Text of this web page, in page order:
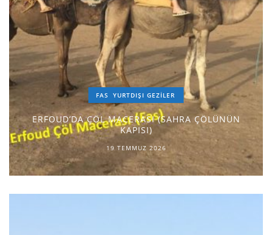
FAS YURTDIŞI GEZILER
ERFOUD’DA ÇÖL MACERASI (SAHRA ÇÖLÜNÜN
KAPISI)
19 TEMMUZ 2026